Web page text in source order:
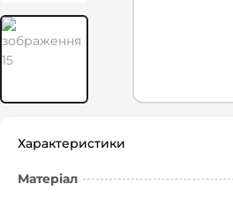
Характеристики
Матеріал